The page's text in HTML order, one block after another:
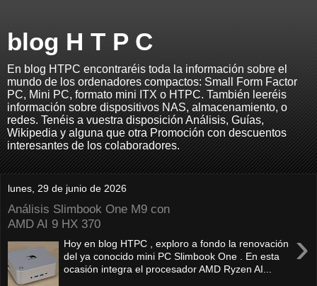
blog H T P C
En blog HTPC encontraréis toda la información sobre el
mundo de los ordenadores compactos: Small Form Factor
PC, Mini PC, formato mini ITX o HTPC. También leeréis
información sobre dispositivos NAS, almacenamiento, o
redes. Tenéis a vuestra disposición Análisis, Guías,
Wikipedia y alguna que otra Promoción con descuentos
interesantes de los colaboradores.
lunes, 29 de junio de 2026
Análisis Slimbook One M9 con
AMD AI 9 HX 370
›
Hoy en blog HTPC , exploro a fondo la renovación
del ya conocido mini PC Slimbook One . En esta
ocasión integra el procesador AMD Ryzen AI...